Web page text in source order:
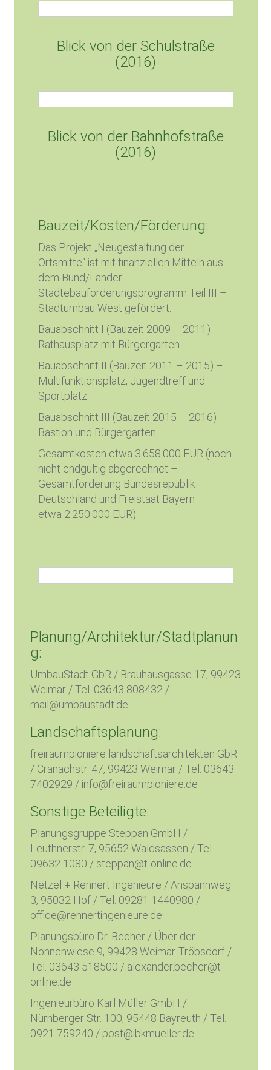
Blick von der Schulstraße
(2016)
Blick von der Bahnhofstraße
(2016)
Bauzeit/Kosten/Förderung:
Das Projekt „Neugestaltung der
Ortsmitte“ ist mit finanziellen Mitteln aus
dem Bund/Länder-
Städtebauförderungsprogramm Teil III –
Stadtumbau West gefördert.
Bauabschnitt I (Bauzeit 2009 – 2011) –
Rathausplatz mit Bürgergarten
Bauabschnitt II (Bauzeit 2011 – 2015) –
Multifunktionsplatz, Jugendtreff und
Sportplatz
Bauabschnitt III (Bauzeit 2015 – 2016) –
Bastion und Bürgergarten
Gesamtkosten etwa 3.658.000 EUR (noch
nicht endgültig abgerechnet –
Gesamtförderung Bundesrepublik
Deutschland und Freistaat Bayern
etwa 2.250.000 EUR)
Planung/Architektur/Stadtplanun
g:
UmbauStadt GbR / Brauhausgasse 17, 99423
Weimar / Tel. 03643 808432 /
mail@umbaustadt.de
Landschaftsplanung:
freiraumpioniere landschaftsarchitekten GbR
/ Cranachstr. 47, 99423 Weimar / Tel. 03643
7402929 / info@freiraumpioniere.de
Sonstige Beteiligte:
Planungsgruppe Steppan GmbH /
Leuthnerstr. 7, 95652 Waldsassen / Tel.
09632 1080 / steppan@t-online.de
Netzel + Rennert Ingenieure / Anspannweg
3, 95032 Hof / Tel. 09281 1440980 /
office@rennertingenieure.de
Planungsbüro Dr. Becher / Über der
Nonnenwiese 9, 99428 Weimar-Tröbsdorf /
Tel. 03643 518500 / alexander.becher@t-
online.de
Ingenieurbüro Karl Müller GmbH /
Nürnberger Str. 100, 95448 Bayreuth / Tel.
0921 759240 / post@ibkmueller.de